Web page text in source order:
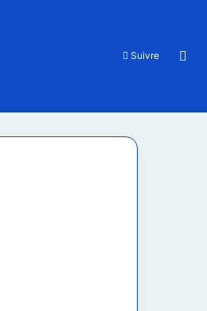
Suivre